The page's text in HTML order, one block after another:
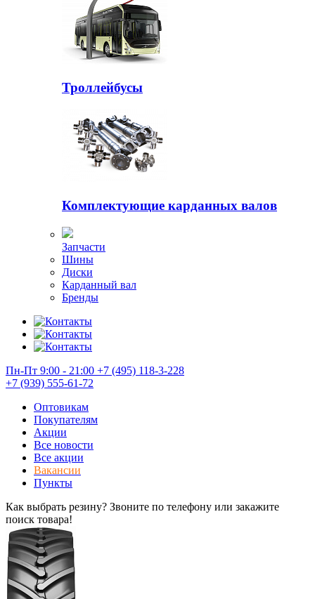
Троллейбусы
Комплектующие карданных валов
Запчасти
Шины
Диски
Карданный вал
Бренды
Пн-Пт 9:00 - 21:00 +7 (495) 118-3-228
+7 (939) 555-61-72
Оптовикам
Покупателям
Акции
Все новости
Все акции
Вакансии
Пункты
Как выбрать резину? Звоните по телефону или закажите
поиск товара!